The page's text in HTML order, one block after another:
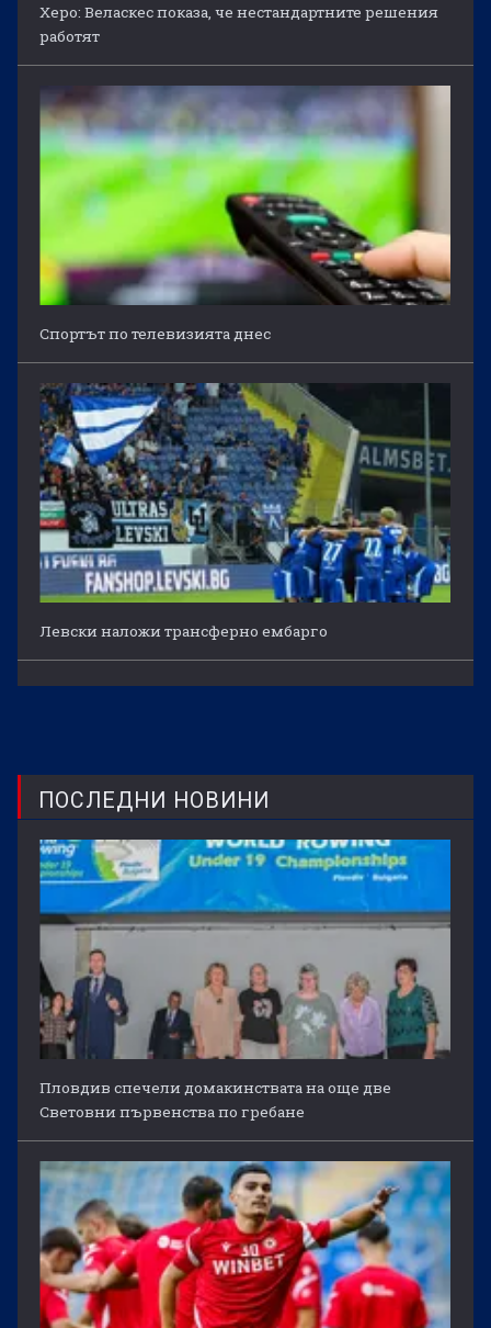
Херо: Веласкес показа, че нестандартните решения
работят
Спортът по телевизията днес
Левски наложи трансферно ембарго
ПОСЛЕДНИ НОВИНИ
Пловдив спечели домакинствата на още две
Световни първенства по гребане